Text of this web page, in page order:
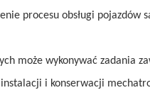
procesu obsługi pojazdów
może wykonywać zadania
i konserwacji